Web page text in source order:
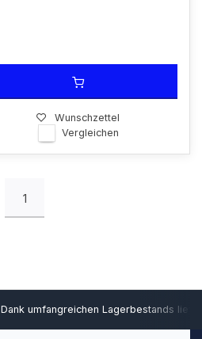
Wunschzettel
Vergleichen
1
Dank umfangreichen Lagerbestands